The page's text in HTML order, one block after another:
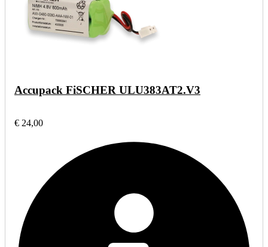
Accupack FiSCHER ULU383AT2.V3
€ 24,00